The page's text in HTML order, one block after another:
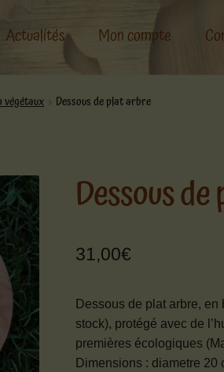
Actualités Mon compte
végétaux Dessous de plat arbre
Dessous
31,00€
Dessous de plat arbre,
stock), protégé avec de
premières écologiques
Dimensions : diametre 20